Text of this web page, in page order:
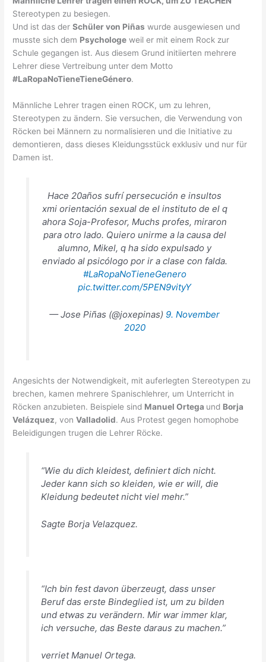
Stereotypen zu besiegen.
Und ist das derSchüler von Piñas wurde ausgewiesen und
musste sich dem Psychologe weil er mit einem Rock zur
Schule gegangen ist. Aus diesem Grund initiierten mehrere
Lehrer diese Vertreibung unter dem Motto
#LaRopaNoTieneTieneGénero.
Männliche Lehrer tragen einen ROCK, um zu lehren,
Stereotypen zu ändern. Sie versuchen, die Verwendung von
Röcken bei Männern zu normalisieren und die Initiative zu
demontieren, dass dieses Kleidungsstück exklusiv und nur für
Damen ist.
Hace 20años sufrí persecución e insultos
xmi orientación sexual de el instituto de el q
ahora Soja-Profesor, Muchs profes, miraron
para otro lado. Quiero unirme a la causa del
alumno, Mikel, q ha sido expulsado y
enviado al psicólogo por ir a clase con falda.
#LaRopaNoTieneGenero
pic.twitter.com/5PEN9vityY
— Jose Piñas (@joxepinas) 9. November
2020
Angesichts der Notwendigkeit, mit auferlegten Stereotypen zu
brechen, kamen mehrere Spanischlehrer, um Unterricht in
Röcken anzubieten. Beispiele sind Manuel Ortega und Borja
Velázquez, vonValladolid. Aus Protest gegen homophobe
Beleidigungen trugen die Lehrer Röcke.
“Wie du dich kleidest, definiert dich nicht.
Jeder kann sich so kleiden, wie er will, die
Kleidung bedeutet nicht viel mehr.”
Sagte Borja Velazquez.
“Ich bin fest davon überzeugt, dass unser
Beruf das erste Bindeglied ist, um zu bilden
und etwas zu verändern. Mir war immer klar,
ich versuche, das Beste daraus zu machen.”
verriet Manuel Ortega.